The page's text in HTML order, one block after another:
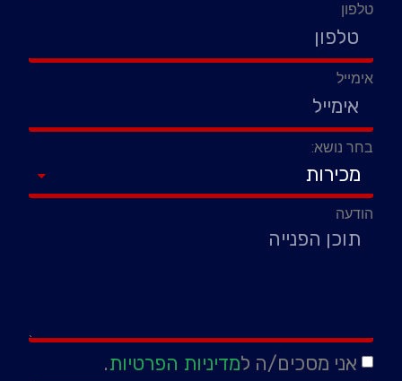
טלפון
אימייל
בחר נושא:
הודעה
אני מסכים/ה למדיניות הפרטיות.